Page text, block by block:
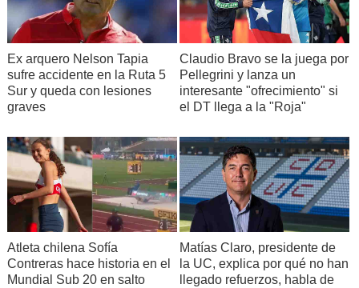
Ex arquero Nelson Tapia
sufre accidente en la Ruta 5
Sur y queda con lesiones
graves
Claudio Bravo se la juega por
Pellegrini y lanza un
interesante "ofrecimiento" si
el DT llega a la "Roja"
Atleta chilena Sofía
Contreras hace historia en el
Mundial Sub 20 en salto
Matías Claro, presidente de
la UC, explica por qué no han
llegado refuerzos, habla de